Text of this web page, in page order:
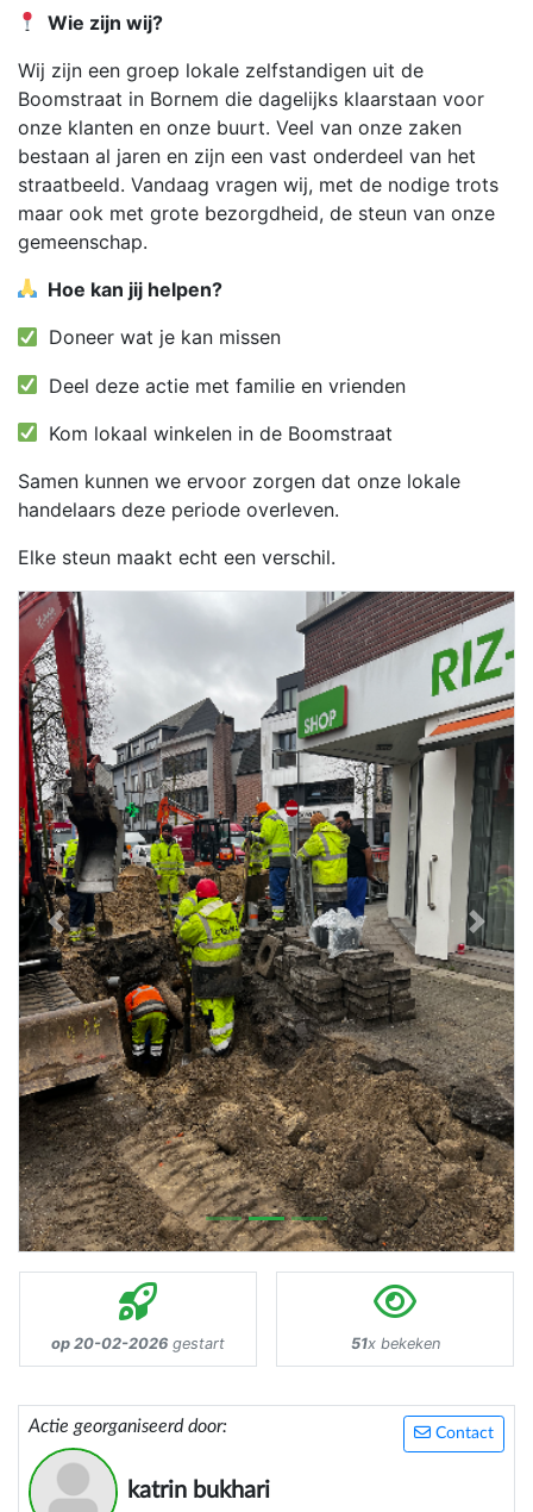
Previous Next
Wie zijn wij?
Wij zijn een groep lokale zelfstandigen uit de
Boomstraat in Bornem die dagelijks klaarstaan voor
onze klanten en onze buurt. Veel van onze zaken
bestaan al jaren en zijn een vast onderdeel van het
straatbeeld. Vandaag vragen wij, met de nodige trots
maar ook met grote bezorgdheid, de steun van onze
gemeenschap.
Hoe kan jij helpen?
Doneer wat je kan missen
Deel deze actie met familie en vrienden
Kom lokaal winkelen in de Boomstraat
Samen kunnen we ervoor zorgen dat onze lokale
handelaars deze periode overleven.
Elke steun maakt echt een verschil.
op 20-02-2026 gestart 51x bekeken
Contact
Actie georganiseerd door:
katrin bukhari